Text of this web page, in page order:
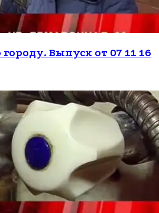
Выпуск от 07 11 16